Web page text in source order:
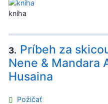
kniha
3. Príbeh za
Nene & Mandara
Husaina
Požičať